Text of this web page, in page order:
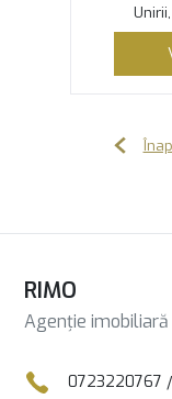
RIMO
Agenție imobiliară
0723220767 /